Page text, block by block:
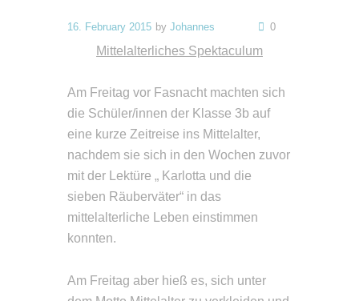
16. February 2015 byJohannes 0
Mittelalterliches Spektaculum
Am Freitag vor Fasnacht machten sich
die Schüler/innen der Klasse 3b auf
eine kurze Zeitreise ins Mittelalter,
nachdem sie sich in den Wochen zuvor
mit der Lektüre „ Karlotta und die
sieben Räuberväter“ in das
mittelalterliche Leben einstimmen
konnten.
Am Freitag aber hieß es, sich unter